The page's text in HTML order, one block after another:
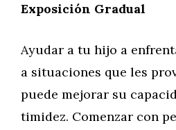
Exposición Gradual
Ayudar a tu hijo a
a situaciones que les
puede mejorar su
timidez. Comenzar con